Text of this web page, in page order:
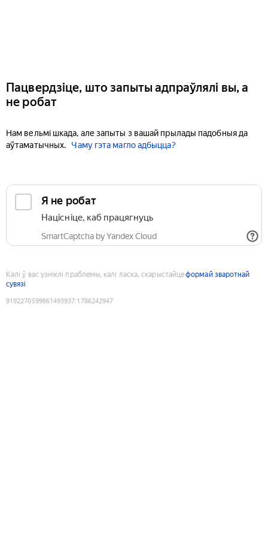
Пацвердзіце, што запыты адпраўлялі вы, а
не робат
Нам вельмі шкада, але запыты з вашай прылады падобныя да
аўтаматычных.
Чаму гэта магло адбыцца?
Я не робат
Націсніце, каб працягнуць
SmartCaptcha by Yandex Cloud
Калі ў вас узніклі праблемы, калі ласка, скарыстайцеформай зваротнай
сувязі
9192270599861493937:1786242947